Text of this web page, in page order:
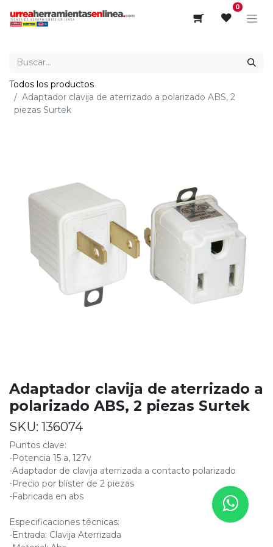
0
Todos los productos
Adaptador clavija de aterrizado a polarizado ABS, 2
piezas Surtek
Adaptador clavija de aterrizado a
polarizado ABS, 2 piezas Surtek
SKU: 136074
Puntos clave:
-Potencia 15 a, 127v
-Adaptador de clavija aterrizada a contacto polarizado
-Precio por blíster de 2 piezas
-Fabricada en abs
Especificaciones técnicas:
-Entrada: Clavija Aterrizada